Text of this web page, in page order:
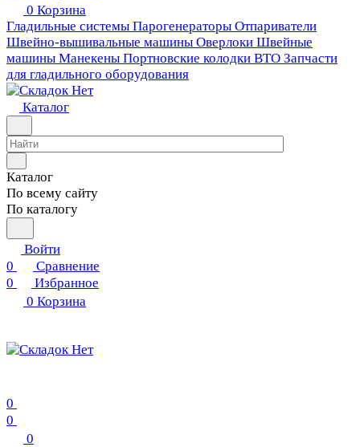
0 Корзина
Гладильные системы Парогенераторы Отпариватели
Швейно-вышивальные машины Оверлоки Швейные
машины Манекены Портновские колодки ВТО Запчасти
для гладильного оборудования
Каталог
Каталог
По всему сайту
По каталогу
Войти
0
Сравнение
0
Избранное
0 Корзина
0
0
0